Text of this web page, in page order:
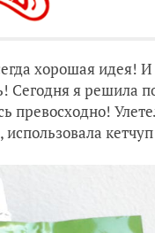
хорошая идея!
Сегодня я решила
превосходно!
использовала